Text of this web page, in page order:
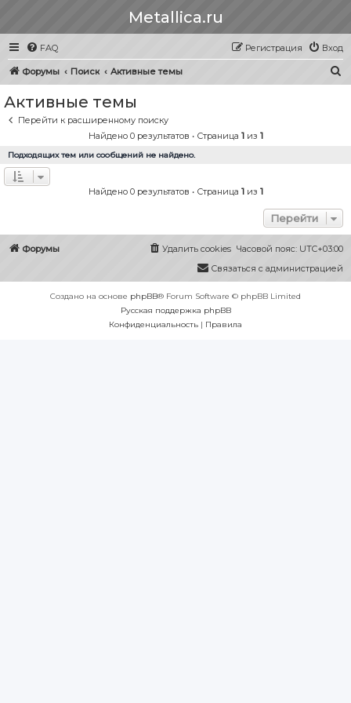
Metallica.ru
FAQ Вход
Регистрация
Форумы Поиск Активные темы
Активные темы
Перейти к расширенному поиску
Найдено 0 результатов • Страница 1из 1
Подходящих тем или сообщений не найдено.
Найдено 0 результатов • Страница 1из 1
Перейти
Форумы Часовой пояс: UTC+03:00
Удалить cookies
Связаться с администрацией
Создано на основе phpBB® Forum Software © phpBB Limited
Русская поддержка phpBB
Конфиденциальность | Правила